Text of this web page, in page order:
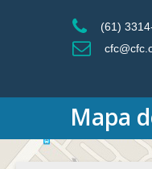
(61)
Mapa
HOME
O